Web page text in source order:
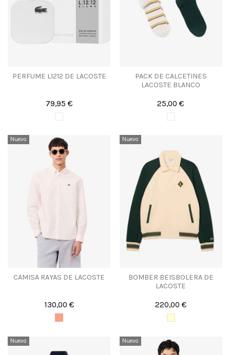
PERFUME L1212 DE LACOSTE
79,95 €
PACK DE CALCETINES
LACOSTE BLANCO
25,00 €
Nuevo
CAMISA RAYAS DE LACOSTE
130,00 €
Nuevo
BOMBER BEISBOLERA DE
LACOSTE
220,00 €
Nuevo Nuevo